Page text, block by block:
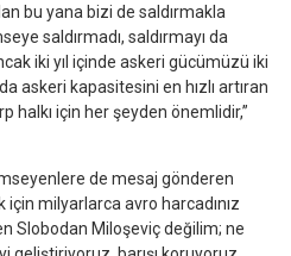
bu yana bizi de saldırmakla
saldırmadı, saldırmayı da
iki yıl içinde askeri gücümüzü iki
askeri kapasitesini en hızlı artıran
halkı için her şeyden önemlidir,”
de mesaj gönderen
için milyarlarca avro harcadınız
Slobodan Miloşeviç değilim; ne